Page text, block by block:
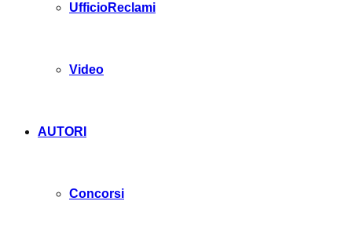
UfficioReclami
Video
AUTORI
Concorsi